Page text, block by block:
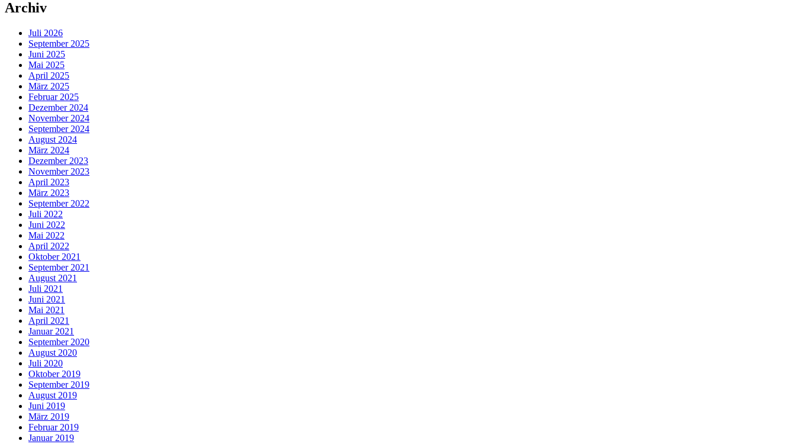
Archiv
Juli 2026
September 2025
Juni 2025
Mai 2025
April 2025
März 2025
Februar 2025
Dezember 2024
November 2024
September 2024
August 2024
März 2024
Dezember 2023
November 2023
April 2023
März 2023
September 2022
Juli 2022
Juni 2022
Mai 2022
April 2022
Oktober 2021
September 2021
August 2021
Juli 2021
Juni 2021
Mai 2021
April 2021
Januar 2021
September 2020
August 2020
Juli 2020
Oktober 2019
September 2019
August 2019
Juni 2019
März 2019
Februar 2019
Januar 2019